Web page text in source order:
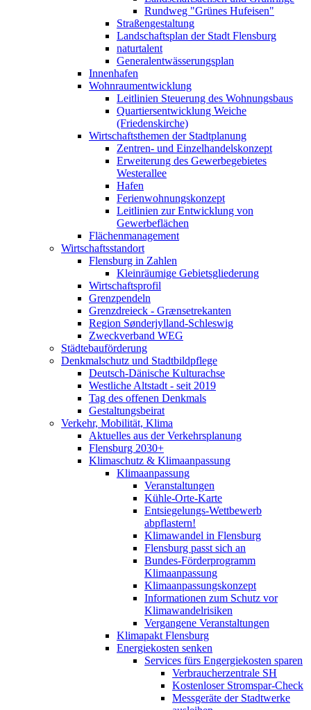
Rundweg "Grünes Hufeisen"
Straßengestaltung
Landschaftsplan der Stadt Flensburg
naturtalent
Generalentwässerungsplan
Innenhafen
Wohnraumentwicklung
Leitlinien Steuerung des Wohnungsbaus
Quartiersentwicklung Weiche
(Friedenskirche)
Wirtschaftsthemen der Stadtplanung
Zentren- und Einzelhandelskonzept
Erweiterung des Gewerbegebietes
Westerallee
Hafen
Ferienwohnungskonzept
Leitlinien zur Entwicklung von
Gewerbeflächen
Flächenmanagement
Wirtschaftsstandort
Flensburg in Zahlen
Kleinräumige Gebietsgliederung
Wirtschaftsprofil
Grenzpendeln
Grenzdreieck - Grænsetrekanten
Region Sønderjylland-Schleswig
Zweckverband WEG
Städtebauförderung
Denkmalschutz und Stadtbildpflege
Deutsch-Dänische Kulturachse
Westliche Altstadt - seit 2019
Tag des offenen Denkmals
Gestaltungsbeirat
Verkehr, Mobilität, Klima
Aktuelles aus der Verkehrsplanung
Flensburg 2030+
Klimaschutz & Klimaanpassung
Klimaanpassung
Veranstaltungen
Kühle-Orte-Karte
Entsiegelungs-Wettbewerb
abpflastern!
Klimawandel in Flensburg
Flensburg passt sich an
Bundes-Förderprogramm
Klimaanpassung
Klimaanpassungskonzept
Informationen zum Schutz vor
Klimawandelrisiken
Vergangene Veranstaltungen
Klimapakt Flensburg
Energiekosten senken
Services fürs Engergiekosten sparen
Verbraucherzentrale SH
Kostenloser Stromspar-Check
Messgeräte der Stadtwerke